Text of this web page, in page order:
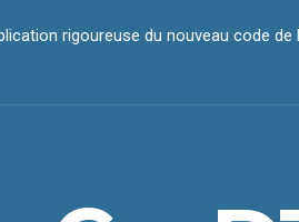
rigoureuse du nouveau code de